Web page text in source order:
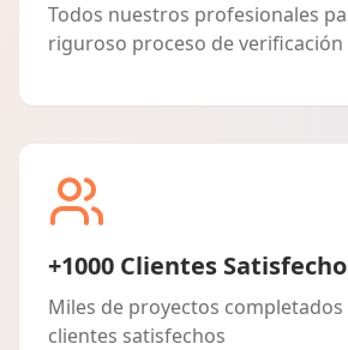
Todos nuestros profesionales
riguroso proceso de verificación
+1000 Clientes
Miles de proyectos
clientes satisfechos